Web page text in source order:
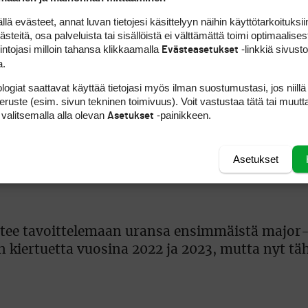
(@AIGWomensOpen) August 1, 2025
loppuun, mutta todellinen rytmi löytyi
tarjosi etua ennen kuin merituuli
ja mailavalintojen merkitys
tavoittelemaan uransa ensimmäistä
kiertuetta vuosina 2022 ja 2023, mutta nyt
evästeet, annat luvan tietojesi käsittelyyn näihin
osa palveluista tai sisällöistä ei välttämättä toimi
milloin tahansa klikkaamalla Evästeasetukset -linkkiä
saattavat käyttää tietojasi myös ilman suostumustasi, jos
(esim. sivun tekninen toimivuus). Voit vastustaa tätä tai
alla olevan Asetukset -painikkeen.
Asetukset